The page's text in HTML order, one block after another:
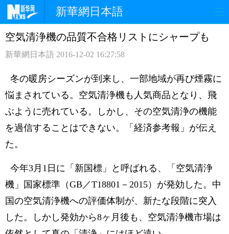
新華網日本語
ホームページ 政治 経済
観光 評論 写真
中日対訳
空気清浄機の品質不合格リストにシャープも
新華網日本語 2016-12-02 16:27:58
冬の暖房シーズンが到来し、一部地域が再び煙霧に
悩まされている。空気清浄機も人気商品となり、飛
ぶように売れている。しかし、その空気清浄の機能
を過信することはできない。「経済参考報」が伝え
た。
今年3月1日に「新国標」と呼ばれる、「空気清浄
機」国家標準（GB／T18801－2015）が発効した。中
国の空気清浄機への評価体制が、新たな段階に突入
した。しかし発効から8ヶ月後も、空気清浄機市場は